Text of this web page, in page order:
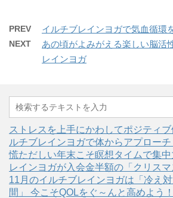
PREV イルチブレインヨガで気血循環
NEXT
あの頃がよみがえる楽しい脳活
レインヨガ
ストレスを上手にかわしてポジティ
ルチブレインヨガで体からアプローチ
慌ただしい年末こそ瞑想タイムで集
レインヨガが入会金半額の「クリスマ
11月のイルチブレインヨガは「冷え
間」 今こそQOLをぐ～んと高めよう！